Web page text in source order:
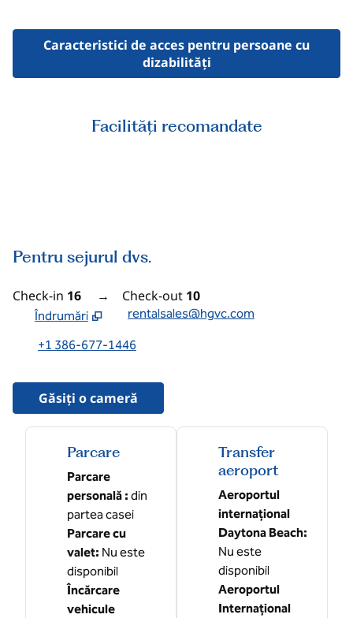
Caracteristici de acces pentru persoane cu
dizabilităţi
Facilități recomandate
CENTRU DE FITNESS
Pentru sejurul dvs.
Check-in 16 → Check-out 10
Îndrumări
Deschide o filă nouă
rentalsales@hgvc.com
+1 386-677-1446
Găsiți o cameră
Parcare
Parcare
personală : din
partea casei
Parcare cu
valet: Nu este
disponibil
Încărcare
vehicule
Transfer
aeroport
Aeroportul
internațional
Daytona Beach:
Nu este
disponibil
Aeroportul
Internațional